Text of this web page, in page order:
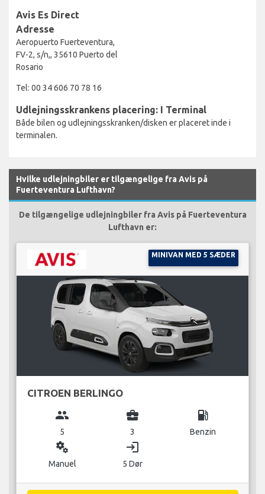
Avis Es Direct
Adresse
Aeropuerto Fuerteventura,
FV-2, s/n,, 35610 Puerto del
Rosario
Tel: 00 34 606 70 78 16
Udlejningsskrankens placering: I Terminal
Både bilen og udlejningsskranken/disken er placeret inde i
terminalen.
Hvilke udlejningbiler er tilgængelige fra Avis på
Fuerteventura Lufthavn?
De tilgængelige udlejningbiler fra Avis på Fuerteventura
Lufthavn er:
MINIVAN MED 5 SÆDER
CITROEN BERLINGO
group
5
business_center
3
local_gas_station
Benzin
miscellaneous_services
Manuel
login
5 Dør